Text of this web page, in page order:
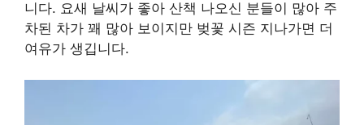
니다. 요새 날씨가 좋아 산책 나오신 분들이 많아 주
차된 차가 꽤 많아 보이지만 벚꽃 시즌 지나가면 더
여유가 생깁니다.